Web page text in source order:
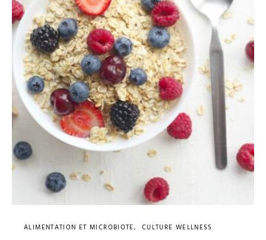
ALIMENTATION ET MICROBIOTE CULTURE WELLNESS